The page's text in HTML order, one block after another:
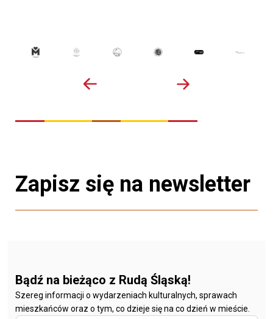
Zapisz się na newsletter
Bądź na bieżąco z Rudą Śląską!
Szereg informacji o wydarzeniach kulturalnych, sprawach
mieszkańców oraz o tym, co dzieje się na co dzień w mieście.